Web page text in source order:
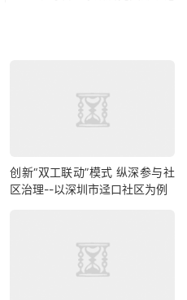
创新“双工联动”模式 纵深参与社
区治理--以深圳市迳口社区为例